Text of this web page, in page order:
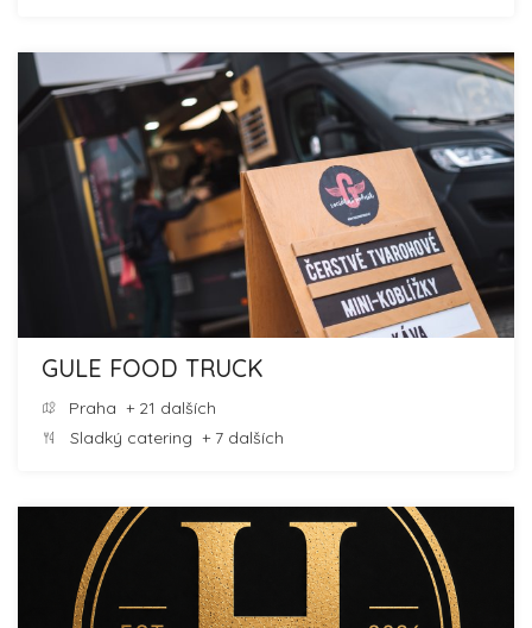
GULE FOOD TRUCK
Praha + 21 dalších
Sladký catering + 7 dalších